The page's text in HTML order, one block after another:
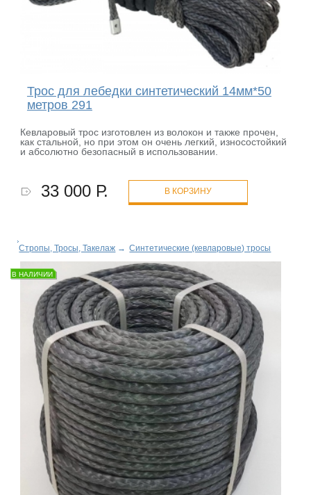
Трос для лебедки синтетический 14мм*50
метров 291
Кевларовый трос изготовлен из волокон и также прочен,
как стальной, но при этом он очень легкий, износостойкий
и абсолютно безопасный в использовании.
33 000 Р. В КОРЗИНУ
Стропы, Тросы, Такелаж → Синтетические (кевларовые) тросы
В НАЛИЧИИ